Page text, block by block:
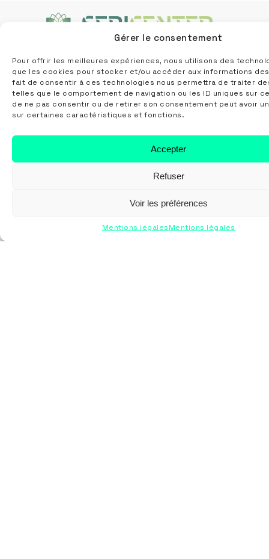
Gérer le consentement
Pour offrir les meilleures expériences, nous utilisons des
que les cookies pour stocker et/ou accéder aux informations
fait de consentir à ces technologies nous permettra de traiter
telles que le comportement de navigation ou les ID uniques sur
de ne pas consentir ou de retirer son consentement peut avoir
sur certaines caractéristiques et fonctions.
Accepter
Refuser
Voir les préférences
Mentions légalesMentions légales
Suivez-nous
Nous contacter
5 rue Lucien Velten